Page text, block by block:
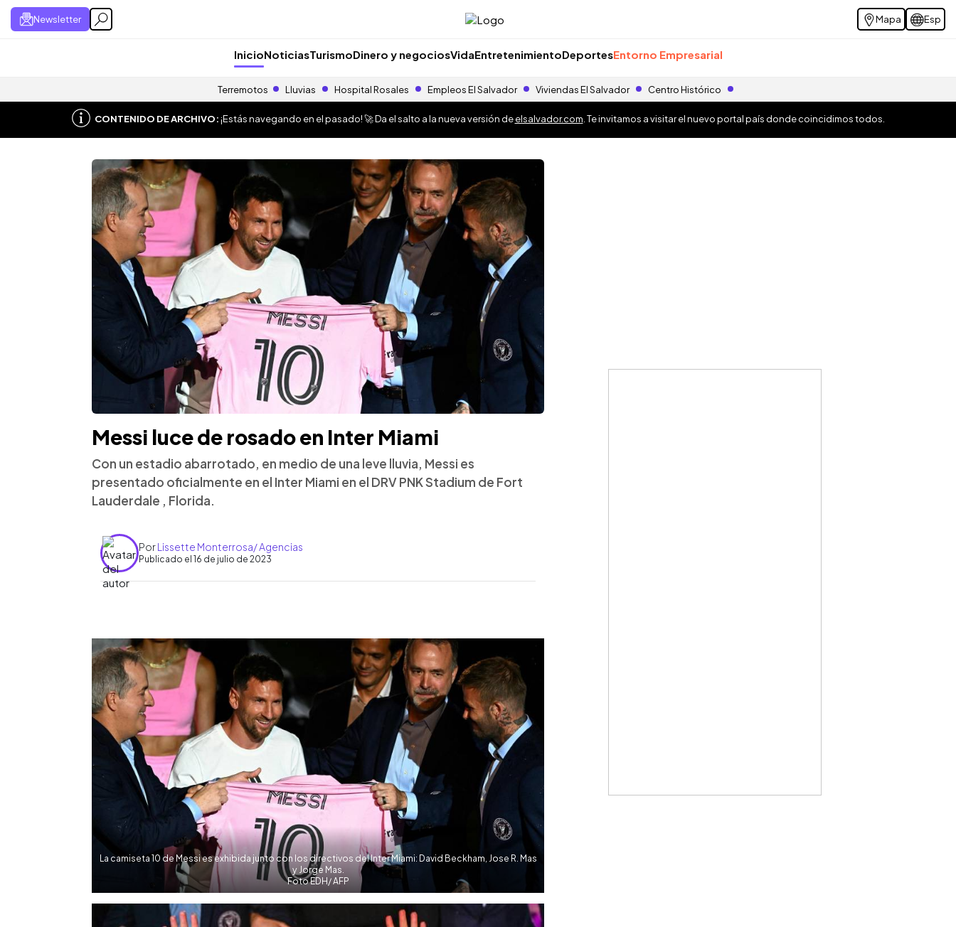
Newsletter Mapa Esp
InicioNoticiasTurismoDinero y negociosVidaEntretenimientoDeportesEntorno Empresarial
Terremotos Lluvias Hospital Rosales Empleos El Salvador Viviendas El Salvador Centro Histórico
CONTENIDO DE ARCHIVO:¡Estás navegando en el pasado! 🚀 Da el salto a la nueva versión deelsalvador.com . Te invitamos a visitar el nuevo portal país donde coincidimos todos.
Messi luce de rosado en Inter Miami
Con un estadio abarrotado, en medio de una leve lluvia, Messi es
presentado oficialmente en el Inter Miami en el DRV PNK Stadium de Fort
Lauderdale , Florida.
PorLissette Monterrosa/ Agencias
Publicado el 16 de julio de 2023
► Escuchar artículo
La camiseta 10 de Messi es exhibida junto con los directivos del Inter Miami: David Beckham, Jose R. Mas
y Jorge Mas.
Foto EDH/ AFP